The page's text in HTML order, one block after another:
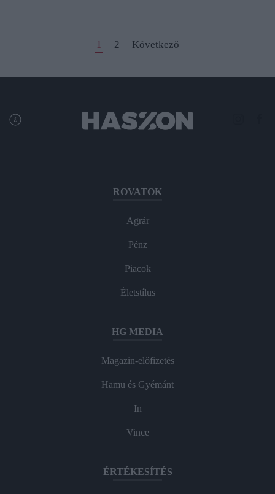
1 2 Következő
ROVATOK
Agrár
Pénz
Piacok
Életstílus
HG MEDIA
Magazin-előfizetés
Hamu és Gyémánt
In
Vince
ÉRTÉKESÍTÉS